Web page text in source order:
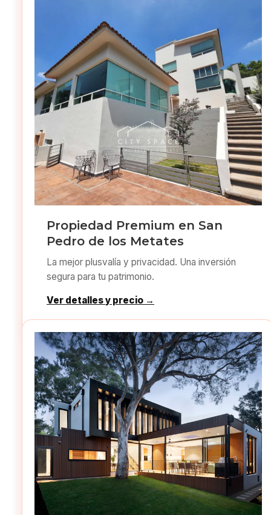
Propiedad Premium en San
Pedro de los Metates
La mejor plusvalía y privacidad. Una inversión
segura para tu patrimonio.
Ver detalles y precio →